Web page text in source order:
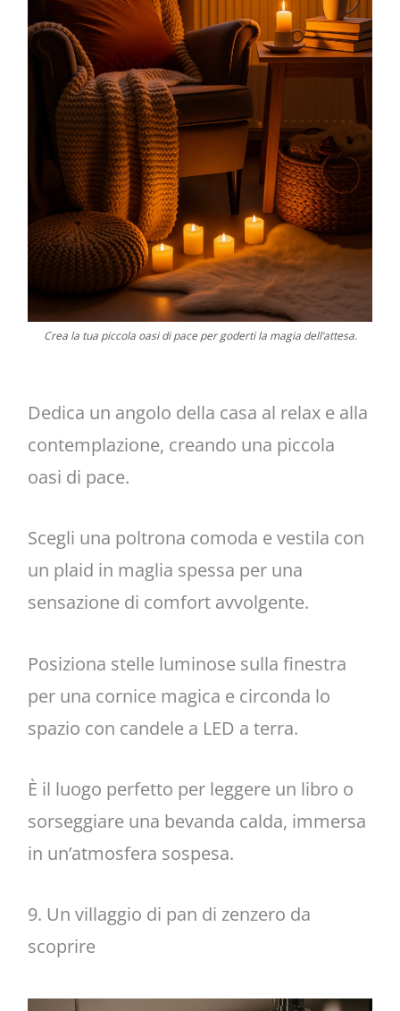
Crea la tua piccola oasi di pace per goderti la magia dell’attesa.
Dedica un angolo della casa al relax e alla
contemplazione, creando una piccola
oasi di pace.
Scegli una poltrona comoda e vestila con
un plaid in maglia spessa per una
sensazione di comfort avvolgente.
Posiziona stelle luminose sulla finestra
per una cornice magica e circonda lo
spazio con candele a LED a terra.
È il luogo perfetto per leggere un libro o
sorseggiare una bevanda calda, immersa
in un’atmosfera sospesa.
9. Un villaggio di pan di zenzero da
scoprire